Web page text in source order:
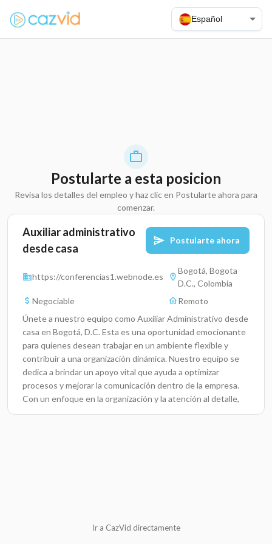
Español
Postularte a esta posicion
Revisa los detalles del empleo y haz clic en Postularte ahora para
comenzar.
Auxiliar administrativo
desde casa
Postularte ahora
https://conferencias1.webnode.es
Bogotá, Bogota
D.C., Colombia
Negociable
Remoto
Únete a nuestro equipo como Auxiliar Administrativo desde
casa en Bogotá, D.C. Esta es una oportunidad emocionante
para quienes desean trabajar en un ambiente flexible y
contribuir a una organización dinámica. Nuestro equipo se
dedica a brindar un apoyo vital que ayuda a optimizar
procesos y mejorar la comunicación dentro de la empresa.
Con un enfoque en la organización y la atención al detalle,
estarás en el corazón de nuestras operaciones
armonioso.Realizar informes periódicos sobre el estado de
Ir a CazVid directamente